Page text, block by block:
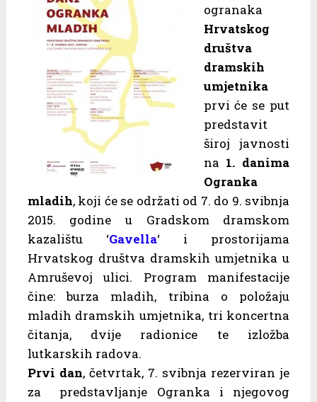
ogranaka
Hrvatskog
društva
dramskih
umjetnika
prvi će se put
predstavit
široj javnosti
na 1. danima
Ogranka
mladih, koji će se održati od 7. do 9. svibnja
2015. godine u Gradskom dramskom
kazalištu ‘Gavella‘ i prostorijama
Hrvatskog društva dramskih umjetnika u
Amruševoj ulici. Program manifestacije
čine: burza mladih, tribina o položaju
mladih dramskih umjetnika, tri koncertna
čitanja, dvije radionice te izložba
lutkarskih radova.
Prvi dan, četvrtak, 7. svibnja rezerviran je
za predstavljanje Ogranka i njegovog